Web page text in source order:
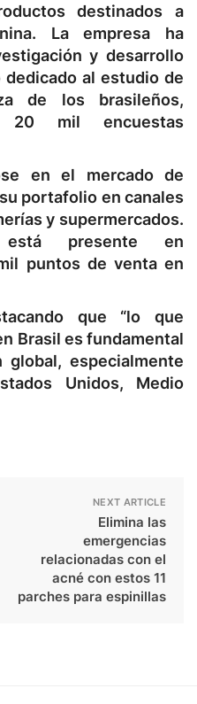
destinados a
La empresa ha
y desarrollo
al estudio de
de los brasileños,
20 mil encuestas
en el mercado de
portafolio en canales
y supermercados.
está presente en
puntos de venta en
que “lo que
Brasil es fundamental
global, especialmente
Unidos, Medio
NEXT ARTICLE
Elimina las
emergencias
relacionadas con el
acné con estos 11
parches para espinillas